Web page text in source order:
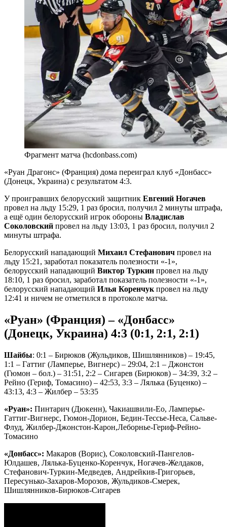
Фрагмент матча (hcdonbass.com)
«Руан Драгонс» (Франция) дома переиграл клуб «Донбасс»
(Донецк, Украина) с результатом 4:3.
У проигравших белорусский защитник Евгений Ногачев
провел на льду 15:29, 1 раз бросил, получил 2 минуты штрафа,
а ещё один белорусский игрок обороны Владислав
Соколовский провел на льду 13:03, 1 раз бросил, получил 2
минуты штрафа.
Белорусский нападающий Михаил Стефанович провел на
льду 15:21, заработал показатель полезности «-1»,
белорусский нападающий Виктор Туркин провел на льду
18:10, 1 раз бросил, заработал показатель полезности «-1»,
белорусский нападающий Илья Коренчук провел на льду
12:41 и ничем не отметился в протоколе матча.
«Руан» (Франция) – «Донбасс»
(Донецк, Украина) 4:3 (0:1, 2:1, 2:1)
Шайбы: 0:1 – Бирюков (Жульдиков, Шишлянников) – 19:45,
1:1 – Гаттиг (Ламперье, Вигнерс) – 29:04, 2:1 – Джонстон
(Гюмон – бол.) – 31:51, 2:2 – Сигарев (Бирюков) – 34:39, 3:2 –
Рейно (Гериф, Томасино) – 42:53, 3:3 – Лялька (Буценко) –
43:13, 4:3 – Жилбер – 53:35
«Руан»: Пинтарич (Дюкенн), Чакиашвили-Ео, Ламперье-
Гаттиг-Вигнерс, Гюмон-Дорион, Бедин-Тессье-Неса, Сальве-
Флуд, Жилбер-Джонстон-Карон,Леборнье-Гериф-Рейно-
Томасино
«Донбасс»: Макаров (Ворис), Соколовский-Пангелов-
Юлдашев, Лялька-Буценко-Коренчук, Ногачев-Желдаков,
Стефанович-Туркин-Медведев, Андрейкив-Григорьев,
Пересунько-Захаров-Морозов, Жульдиков-Смерек,
Шишлянников-Бирюков-Сигарев